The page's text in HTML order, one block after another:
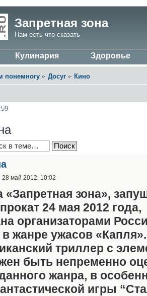
Запретная зона
Нам есть что сказать
Кулинария Здоровье
понемногу ‹· Досуг ‹· Кино
28 май 2012, 10:02
«Запретная зона»,
24 мая 2012 года,
организаторами
жанре ужасов
триллер с
быть непременно
жанра, в
игры